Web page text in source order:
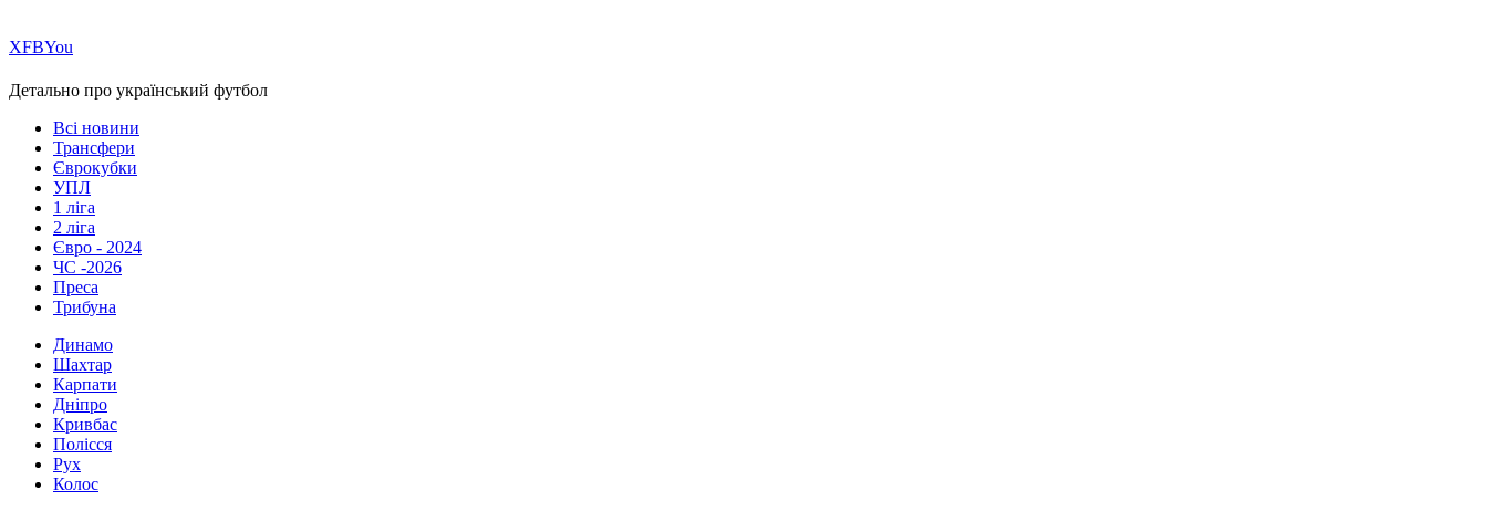
ХFBYou
Детально про український футбол
Всі новини
Трансфери
Єврокубки
УПЛ
1 ліга
2 ліга
Євро - 2024
ЧС -2026
Преса
Трибуна
Динамо
Шахтар
Карпати
Дніпро
Кривбас
Полісся
Рух
Колос